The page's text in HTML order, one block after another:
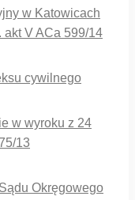
w Katowicach
akt V ACa 599/14
cywilnego
w wyroku z 24
13
Okręgowego